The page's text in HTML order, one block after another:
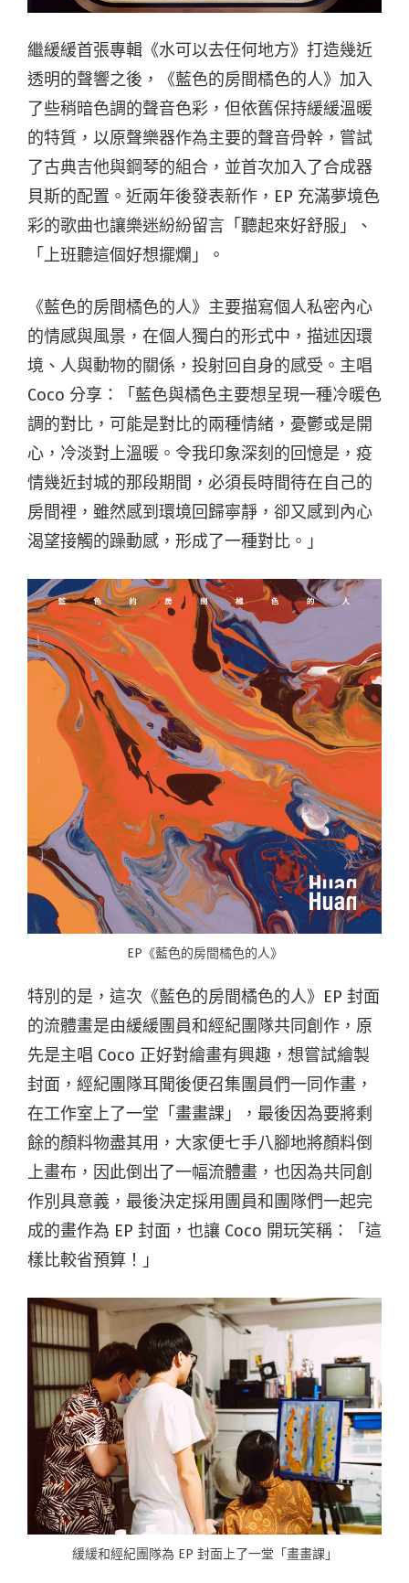
繼緩緩首張專輯《水可以去任何地方》打造幾近
透明的聲響之後，《藍色的房間橘色的人》加入
了些稍暗色調的聲音色彩，但依舊保持緩緩溫暖
的特質，以原聲樂器作為主要的聲音骨幹，嘗試
了古典吉他與鋼琴的組合，並首次加入了合成器
貝斯的配置。近兩年後發表新作，EP 充滿夢境色
彩的歌曲也讓樂迷紛紛留言「聽起來好舒服」、
「上班聽這個好想擺爛」。
《藍色的房間橘色的人》主要描寫個人私密內心
的情感與風景，在個人獨白的形式中，描述因環
境、人與動物的關係，投射回自身的感受。主唱
Coco 分享：「藍色與橘色主要想呈現一種冷暖色
調的對比，可能是對比的兩種情緒，憂鬱或是開
心，冷淡對上溫暖。令我印象深刻的回憶是，疫
情幾近封城的那段期間，必須長時間待在自己的
房間裡，雖然感到環境回歸寧靜，卻又感到內心
渴望接觸的躁動感，形成了一種對比。」
EP《藍色的房間橘色的人》
特別的是，這次《藍色的房間橘色的人》EP 封面
的流體畫是由緩緩團員和經紀團隊共同創作，原
先是主唱 Coco 正好對繪畫有興趣，想嘗試繪製
封面，經紀團隊耳聞後便召集團員們一同作畫，
在工作室上了一堂「畫畫課」，最後因為要將剩
餘的顏料物盡其用，大家便七手八腳地將顏料倒
上畫布，因此倒出了一幅流體畫，也因為共同創
作別具意義，最後決定採用團員和團隊們一起完
成的畫作為 EP 封面，也讓 Coco 開玩笑稱：「這
樣比較省預算！」
緩緩和經紀團隊為 EP 封面上了一堂「畫畫課」